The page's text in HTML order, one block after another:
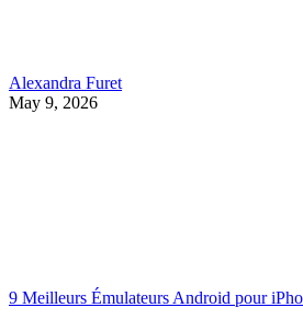
Alexandra Furet
May 9, 2026
9 Meilleurs Émulateurs Android pour